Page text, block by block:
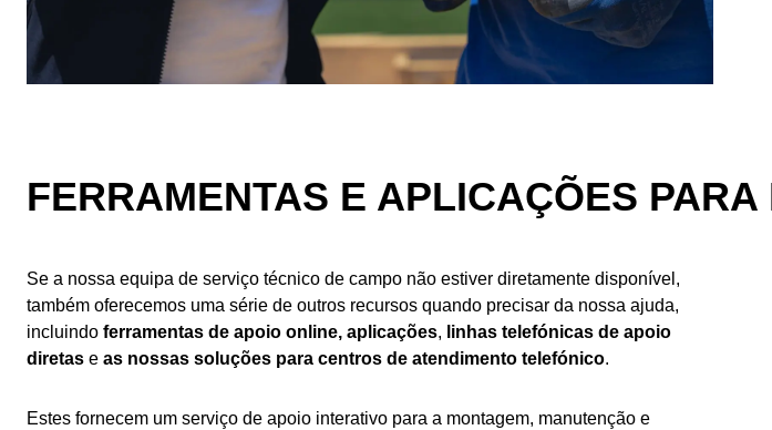
FERRAMENTAS E APLICAÇÕES
Se a nossa equipa de serviço técnico de campo não estiver diretamente disponível,
também oferecemos uma série de outros recursos quando precisar da nossa ajuda,
incluindo ferramentas de apoio online, aplicações, linhas telefónicas de apoio
diretas e as nossas soluções para centros de atendimento telefónico.
Estes fornecem um serviço de apoio interativo para a montagem, manutenção e